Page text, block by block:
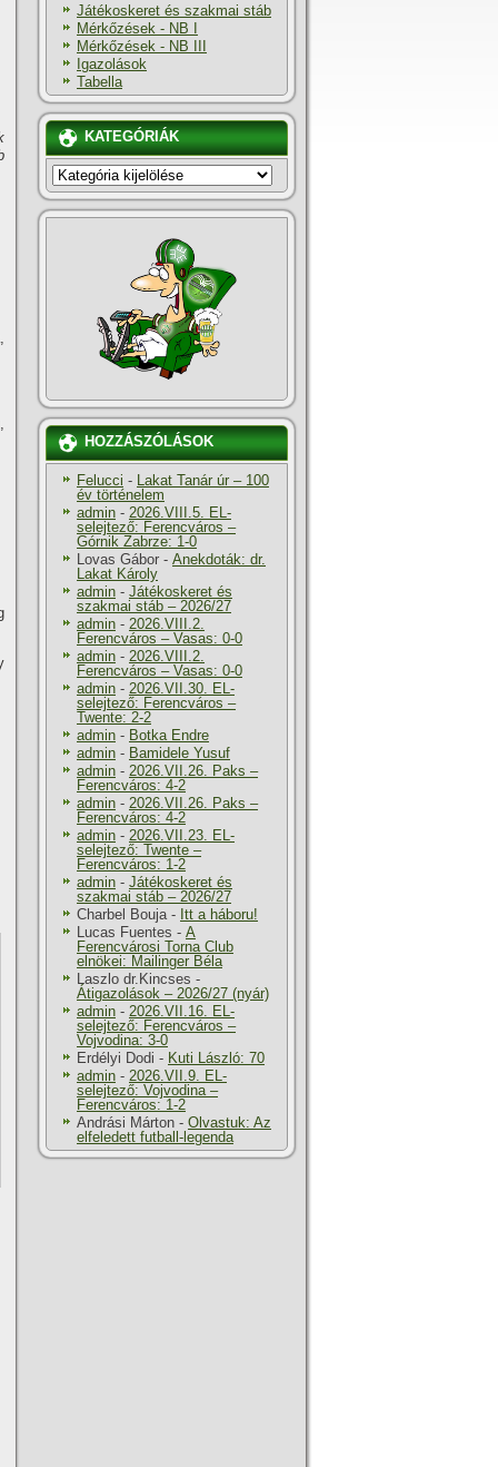
Játékoskeret és szakmai stáb
Mérkőzések - NB I
Mérkőzések - NB III
Igazolások
Tabella
KATEGÓRIÁK
KATEGÓRIÁK
HOZZÁSZÓLÁSOK
Felucci - Lakat Tanár úr – 100
év történelem
admin - 2026.VIII.5. EL-
selejtező: Ferencváros –
Górnik Zabrze: 1-0
Lovas Gábor - Anekdoták: dr.
Lakat Károly
admin - Játékoskeret és
szakmai stáb – 2026/27
admin - 2026.VIII.2.
Ferencváros – Vasas: 0-0
admin - 2026.VIII.2.
Ferencváros – Vasas: 0-0
admin - 2026.VII.30. EL-
selejtező: Ferencváros –
Twente: 2-2
admin - Botka Endre
admin - Bamidele Yusuf
admin - 2026.VII.26. Paks –
Ferencváros: 4-2
admin - 2026.VII.26. Paks –
Ferencváros: 4-2
admin - 2026.VII.23. EL-
selejtező: Twente –
Ferencváros: 1-2
admin - Játékoskeret és
szakmai stáb – 2026/27
Charbel Bouja- Itt a háboru!
Lucas Fuentes - A
Ferencvárosi Torna Club
elnökei: Mailinger Béla
Laszlo dr.Kincses -
Átigazolások – 2026/27 (nyár)
admin - 2026.VII.16. EL-
selejtező: Ferencváros –
Vojvodina: 3-0
Erdélyi Dodi - Kuti László: 70
admin - 2026.VII.9. EL-
selejtező: Vojvodina –
Ferencváros: 1-2
Andrási Márton - Olvastuk: Az
elfeledett futball-legenda